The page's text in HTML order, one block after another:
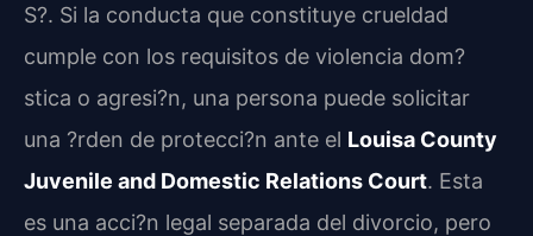
S?. Si la conducta que constituye crueldad
cumple con los requisitos de violencia dom?
stica o agresi?n, una persona puede solicitar
una ?rden de protecci?n ante el Louisa County
Juvenile and Domestic Relations Court. Esta
es una acci?n legal separada del divorcio, pero